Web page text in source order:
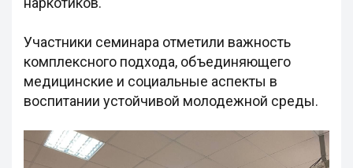
Участники семинара отметили важность
комплексного подхода, объединяющего
медицинские и социальные аспекты в
воспитании устойчивой молодежной среды.